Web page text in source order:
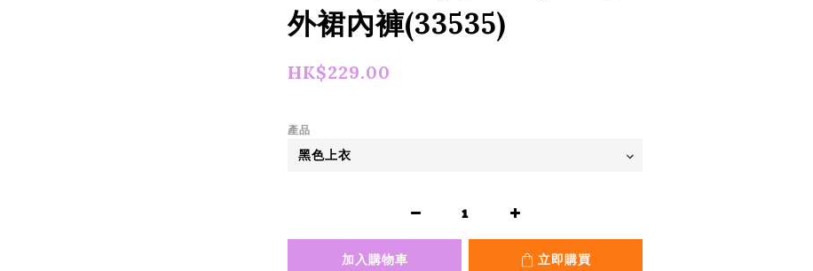
外裙內褲(33535)
HK$229.00
產品
加入購物車 立即購買